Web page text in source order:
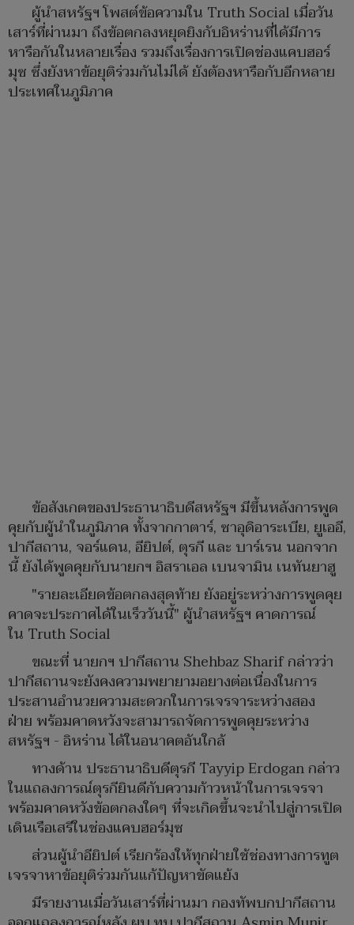
ผู้นำสหรัฐฯ โพสต์ข้อความใน Truth Social เมื่อวัน
เสาร์ที่ผ่านมา ถึงข้อตกลงหยุดยิงกับอิหร่านที่ได้มีการ
หารือกันในหลายเรื่อง รวมถึงเรื่องการเปิดช่องแคบฮอร์
มุซ ซึ่งยังหาข้อยุติร่วมกันไม่ได้ ยังต้องหารือกับอีกหลาย
ประเทศในภูมิภาค
ข้อสังเกตของประธานาธิบดีสหรัฐฯ มีขึ้นหลังการพูด
คุยกับผู้นำในภูมิภาค ทั้งจากกาตาร์, ซาอุดิอาระเบีย, ยูเออี,
ปากีสถาน, จอร์แดน, อียิปต์, ตุรกี และ บาร์เรน นอกจาก
นี้ ยังได้พูดคุยกับนายกฯ อิสราเอล เบนจามิน เนทันยาฮู
"รายละเอียดข้อตกลงสุดท้าย ยังอยู่ระหว่างการพูดคุย
คาดจะประกาศได้ในเร็ววันนี้" ผู้นำสหรัฐฯ คาดการณ์
ใน Truth Social
ขณะที่ นายกฯ ปากีสถาน Shehbaz Sharif กล่าวว่า
ปากีสถานจะยังคงความพยายามอยางต่อเนื่องในการ
ประสานอำนวยความสะดวกในการเจรจาระหว่างสอง
ฝ่าย พร้อมคาดหวังจะสามารถจัดการพูดคุยระหว่าง
สหรัฐฯ - อิหร่าน ได้ในอนาคตอันใกล้
ทางด้าน ประธานาธิบดีตุรกี Tayyip Erdogan กล่าว
ในแถลงการณ์ตุรกียินดีกับความก้าวหน้าในการเจรจา
พร้อมคาดหวังข้อตกลงใดๆ ที่จะเกิดขึ้นจะนำไปสู่การเปิด
เดินเรือเสรีในช่องแคบฮอร์มุซ
ส่วนผู้นำอียิปต์ เรียกร้องให้ทุกฝ่ายใช้ช่องทางการทูต
เจรจาหาข้อยุติร่วมกันแก้ปัญหาขัดแย้ง
มีรายงานเมื่อวันเสาร์ที่ผ่านมา กองทัพบกปากีสถาน